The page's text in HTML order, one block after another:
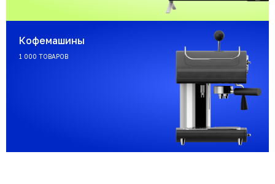
Кофемашины
1 000 ТОВАРОВ